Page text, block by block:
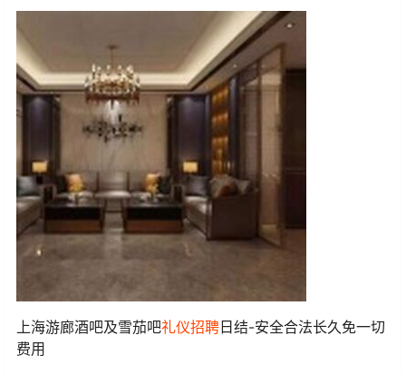
上海游廊酒吧及雪茄吧礼仪招聘 日结-安全合法长久免一切
费用